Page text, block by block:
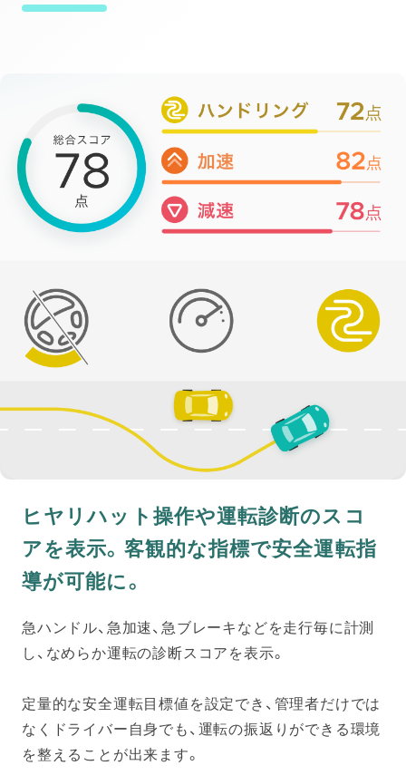
ヒヤリハット操作や運転診断のスコ
アを表示。客観的な指標で安全運転指
導が可能に。
急ハンドル、急加速、急ブレーキなどを走行毎に計測
し、なめらか運転の診断スコアを表示。
定量的な安全運転目標値を設定でき、管理者だけでは
なくドライバー自身でも、運転の振返りができる環境
を整えることが出来ます。